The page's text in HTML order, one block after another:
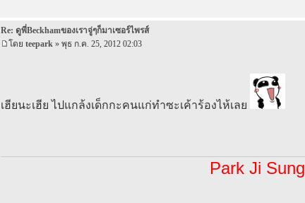
Re: ดูพี่Beckhamของเราจู่ๆก็มาเซอร์ไพรส์
โดย teepark » พุธ ก.ค. 25, 2012 02:03
เฮียนะเฮีย ไปแกล้งเด็กกะคนแก่ทำซะเค้าร้องไห้เลย
Park Ji Sung